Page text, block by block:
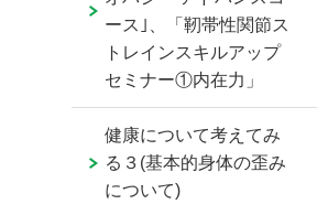
ース｣、「靭帯性関節ス
トレインスキルアップ
セミナー①内在力」
健康について考えてみ
る３(基本的身体の歪み
について)